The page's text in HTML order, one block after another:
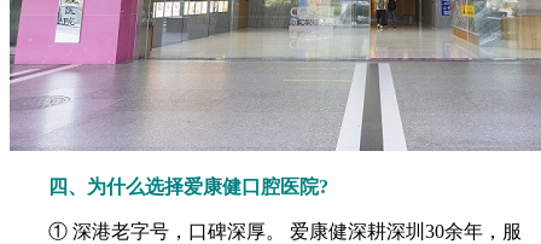
四、为什么选择爱康健口腔医院?
① 深港老字号，口碑深厚。 爱康健深耕深圳30余年，服